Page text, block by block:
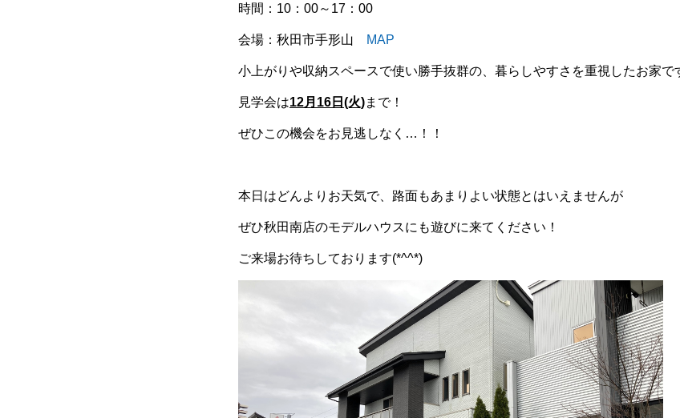
時間：10：00～17：00
会場：秋田市手形山 MAP
小上がりや収納スペースで使い勝手抜群の、暮らしやすさを重視したお家で
見学会は12月16日(火)まで！
ぜひこの機会をお見逃しなく…！！
本日はどんよりお天気で、路面もあまりよい状態とはいえませんが
ぜひ秋田南店のモデルハウスにも遊びに来てください！
ご来場お待ちしております(*^^*)